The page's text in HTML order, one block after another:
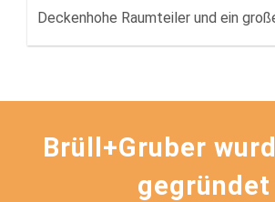
Deckenhohe Raumteiler und ein
Brüll+Gruber
gegründet